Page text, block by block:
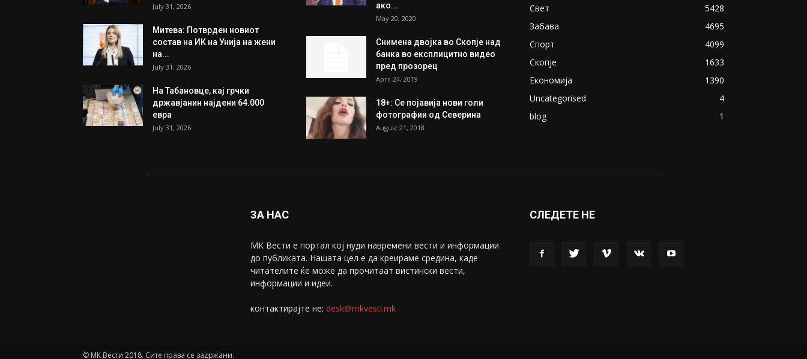
July 31, 2026
Митева: Потврден новиот
состав на ИК на Унија на жени
на...
July 31, 2026
На Табановце, кај грчки
државјанин најдени 64.000
евра
July 31, 2026
ако...
May 20, 2020
Снимена двојка во Скопје над
банка во експлицитно видео
пред прозорец
April 24, 2019
18+: Се појавија нови голи
фотографии од Северина
August 21, 2018
Свет
5428
Забава
4695
Спорт
4099
Скопје
1633
Економија
1390
Uncategorised
4
blog
1
ЗА НАС
МК Вести е портал коj нуди навремени вести и информации
до публиката. Нашата цел е да креираме средина, каде
читателите ќе може да прочитаат вистински вести,
информации и идеи.
контактирајте не: desk@mkvesti.mk
СЛЕДЕТЕ НЕ
© МК Вести 2018. Сите права се задржани.